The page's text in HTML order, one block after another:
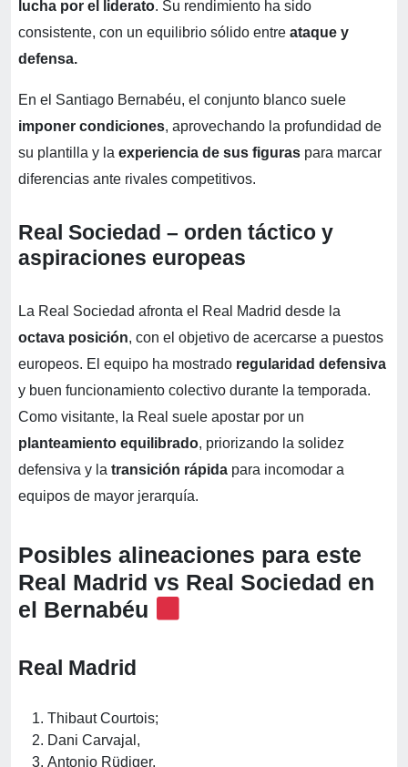
lucha por el liderato. Su rendimiento ha sido
consistente, con un equilibrio sólido entre ataque y
defensa.
En el Santiago Bernabéu, el conjunto blanco suele
imponer condiciones, aprovechando la profundidad de
su plantilla y la experiencia de sus figuras para marcar
diferencias ante rivales competitivos.
Real Sociedad – orden táctico y
aspiraciones europeas
La Real Sociedad afronta el Real Madrid desde la
octava posición, con el objetivo de acercarse a puestos
europeos. El equipo ha mostrado regularidad defensiva
y buen funcionamiento colectivo durante la temporada.
Como visitante, la Real suele apostar por un
planteamiento equilibrado, priorizando la solidez
defensiva y la transición rápida para incomodar a
equipos de mayor jerarquía.
Posibles alineaciones para este
Real Madrid vs Real Sociedad en
el Bernabéu
Real Madrid
Thibaut Courtois;
Dani Carvajal,
Antonio Rüdiger,